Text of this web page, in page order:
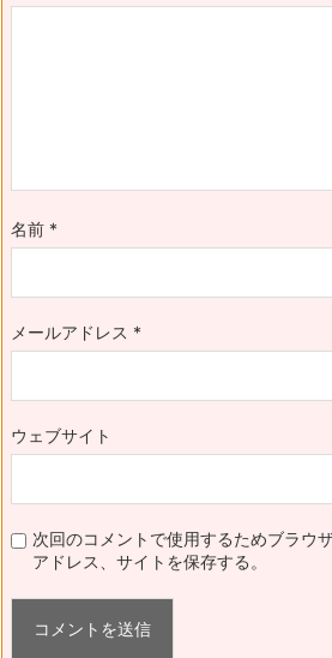
名前 *
メールアドレス *
ウェブサイト
次回のコメントで使用するためブラウ
アドレス、サイトを保存する。